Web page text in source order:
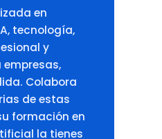
en
tecnología,
y
Colabora
de estas
formación en
la tienes